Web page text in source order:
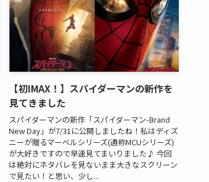
【初IMAX！】スパイダーマンの新作を
見てきました
スパイダーマンの新作「スパイダーマン-Brand
New Day」が7/31に公開しましたね！私はディズ
ニーが贈るマーベルシリーズ(通称MCUシリーズ)
が大好きですので早速見てまいりました♪ 今回
は絶対にネタバレを見ないまま大きなスクリーン
で見たい！と思い、少し...